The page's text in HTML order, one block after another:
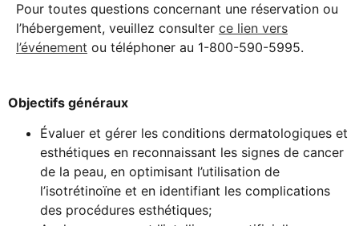
Pour toutes questions concernant une réservation ou
l’hébergement, veuillez consulter ce lien vers
l’événement ou téléphoner au 1-800-590-5995.
Objectifs généraux
Évaluer et gérer les conditions dermatologiques et
esthétiques en reconnaissant les signes de cancer
de la peau, en optimisant l’utilisation de
l’isotrétinoïne et en identifiant les complications
des procédures esthétiques;